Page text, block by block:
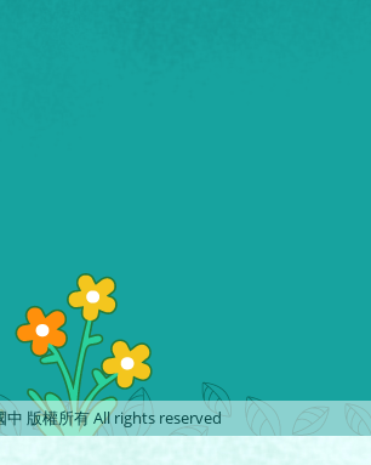
版權所有 All rights reserved